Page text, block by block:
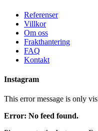
Referenser
Villkor
Om oss
Frakthantering
FAQ
Kontakt
Instagram
This error message is only
Error: No feed found.